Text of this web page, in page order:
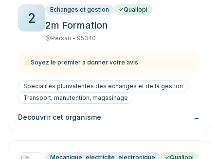
2
Echanges et gestion Qualiopi
2m Formation
Persan - 95340
Soyez le premier a donner votre avis
Specialites plurivalentes des echanges et de la gestion
Transport, manutention, magasinage
Decouvrir cet organisme →
Mecanique, electricite, electronique Qualiopi